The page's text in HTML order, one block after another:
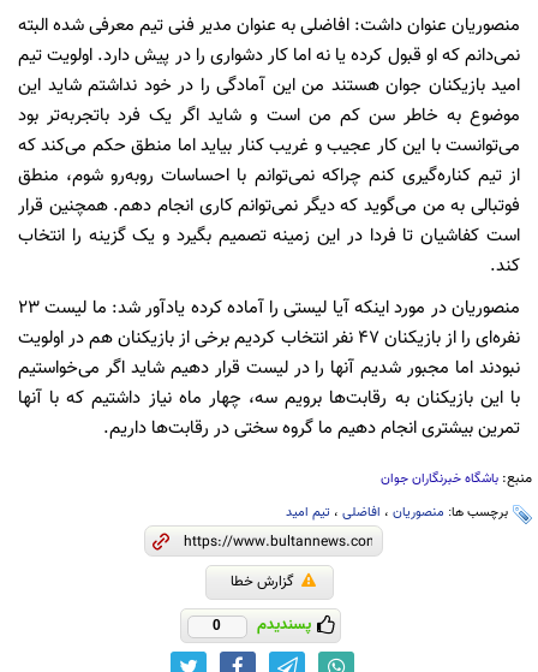
منصوریان عنوان داشت: افاضلی به عنوان مدیر فنی تیم معرفی شده البته
نمی‌دانم که او قبول کرده یا نه اما کار دشواری را در پیش دارد. اولویت تیم
امید بازیکنان جوان هستند من این آمادگی را در خود نداشتم شاید این
موضوع به خاطر سن کم من است و شاید اگر یک فرد باتجربه‌تر بود
می‌توانست با این کار عجیب و غریب کنار بیاید اما منطق حکم می‌کند که
از تیم کناره‌گیری کنم چراکه نمی‌توانم با احساسات روبه‌رو شوم، منطق
فوتبالی به من می‌گوید که دیگر نمی‌توانم کاری انجام دهم. همچنین قرار
است کفاشیان تا فردا در این زمینه تصمیم بگیرد و یک گزینه را انتخاب
کند.
منصوریان در مورد اینکه آیا لیستی را آماده کرده یادآور شد: ما لیست 23
نفره‌ای را از بازیکنان 47 نفر انتخاب کردیم برخی از بازیکنان هم در اولویت
نبودند اما مجبور شدیم آنها را در لیست قرار دهیم شاید اگر می‌خواستیم
با این بازیکنان به رقابت‌ها برویم سه، چهار ماه نیاز داشتیم که با آنها
تمرین بیشتری انجام دهیم ما گروه سختی در رقابت‌ها داریم.
منبع: باشگاه خبرنگاران جوان
برچسب ها: منصوریان ، افاضلی ، تیم امید
گزارش خطا
پسندیدم 0